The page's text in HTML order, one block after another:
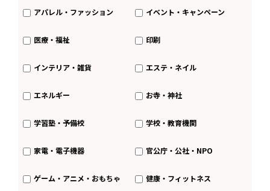
アパレル・ファッション イベント・キャンペーン
医療・福祉 印刷
インテリア・雑貨 エステ・ネイル
エネルギー お寺・神社
学習塾・予備校 学校・教育機関
家電・電子機器 官公庁・公社・NPO
ゲーム・アニメ・おもちゃ 健康・フィットネス